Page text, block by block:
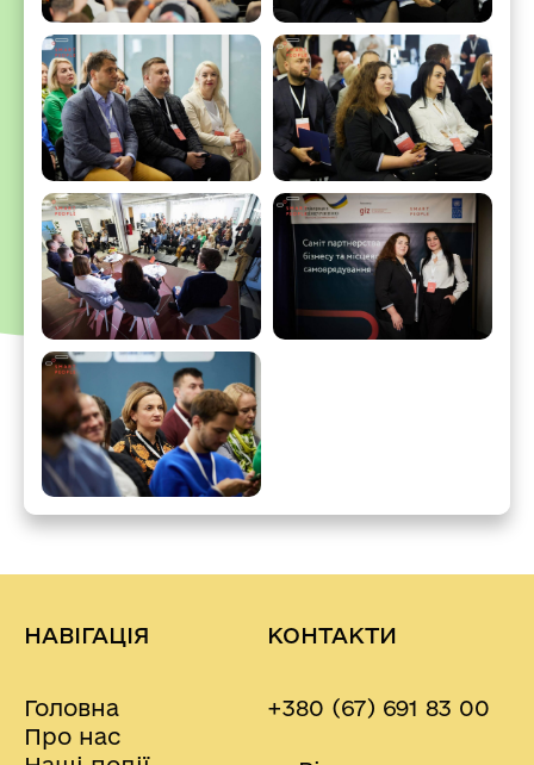
НАВІГАЦІЯ
Головна
Про нас
КОНТАКТИ
+380 (67) 691 83 00